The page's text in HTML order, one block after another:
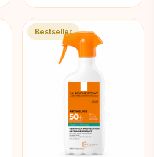
was:
€16,99.
is:
€14,99.
Bestseller